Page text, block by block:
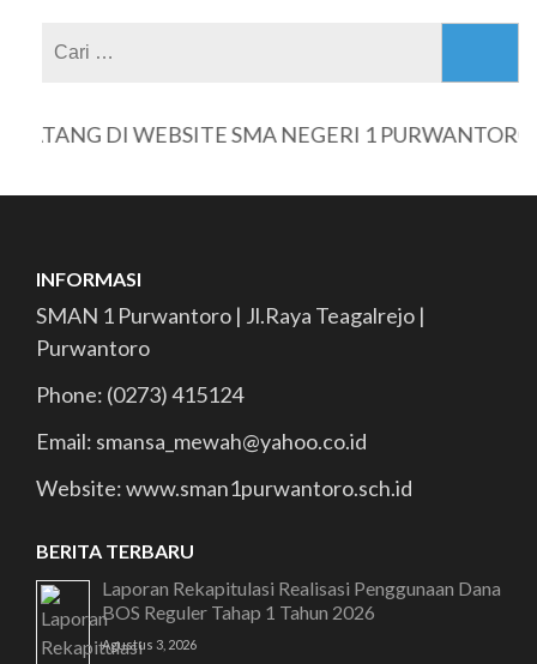
DI WEBSITE SMA NEGERI 1 PURWANTORO
INFORMASI
SMAN 1 Purwantoro | Jl.Raya Teagalrejo |
Purwantoro
Phone: (0273) 415124
Email: smansa_mewah@yahoo.co.id
Website: www.sman1purwantoro.sch.id
BERITA TERBARU
Laporan Rekapitulasi Realisasi Penggunaan Dana
BOS Reguler Tahap 1 Tahun 2026
Agustus 3, 2026